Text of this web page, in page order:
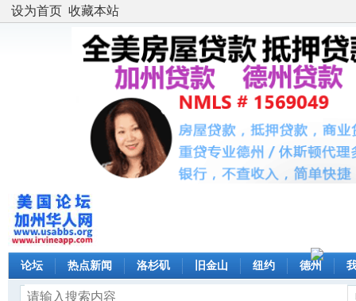
设为首页 收藏本站
论坛 热点新闻 洛杉矶 旧金山 纽约 德州